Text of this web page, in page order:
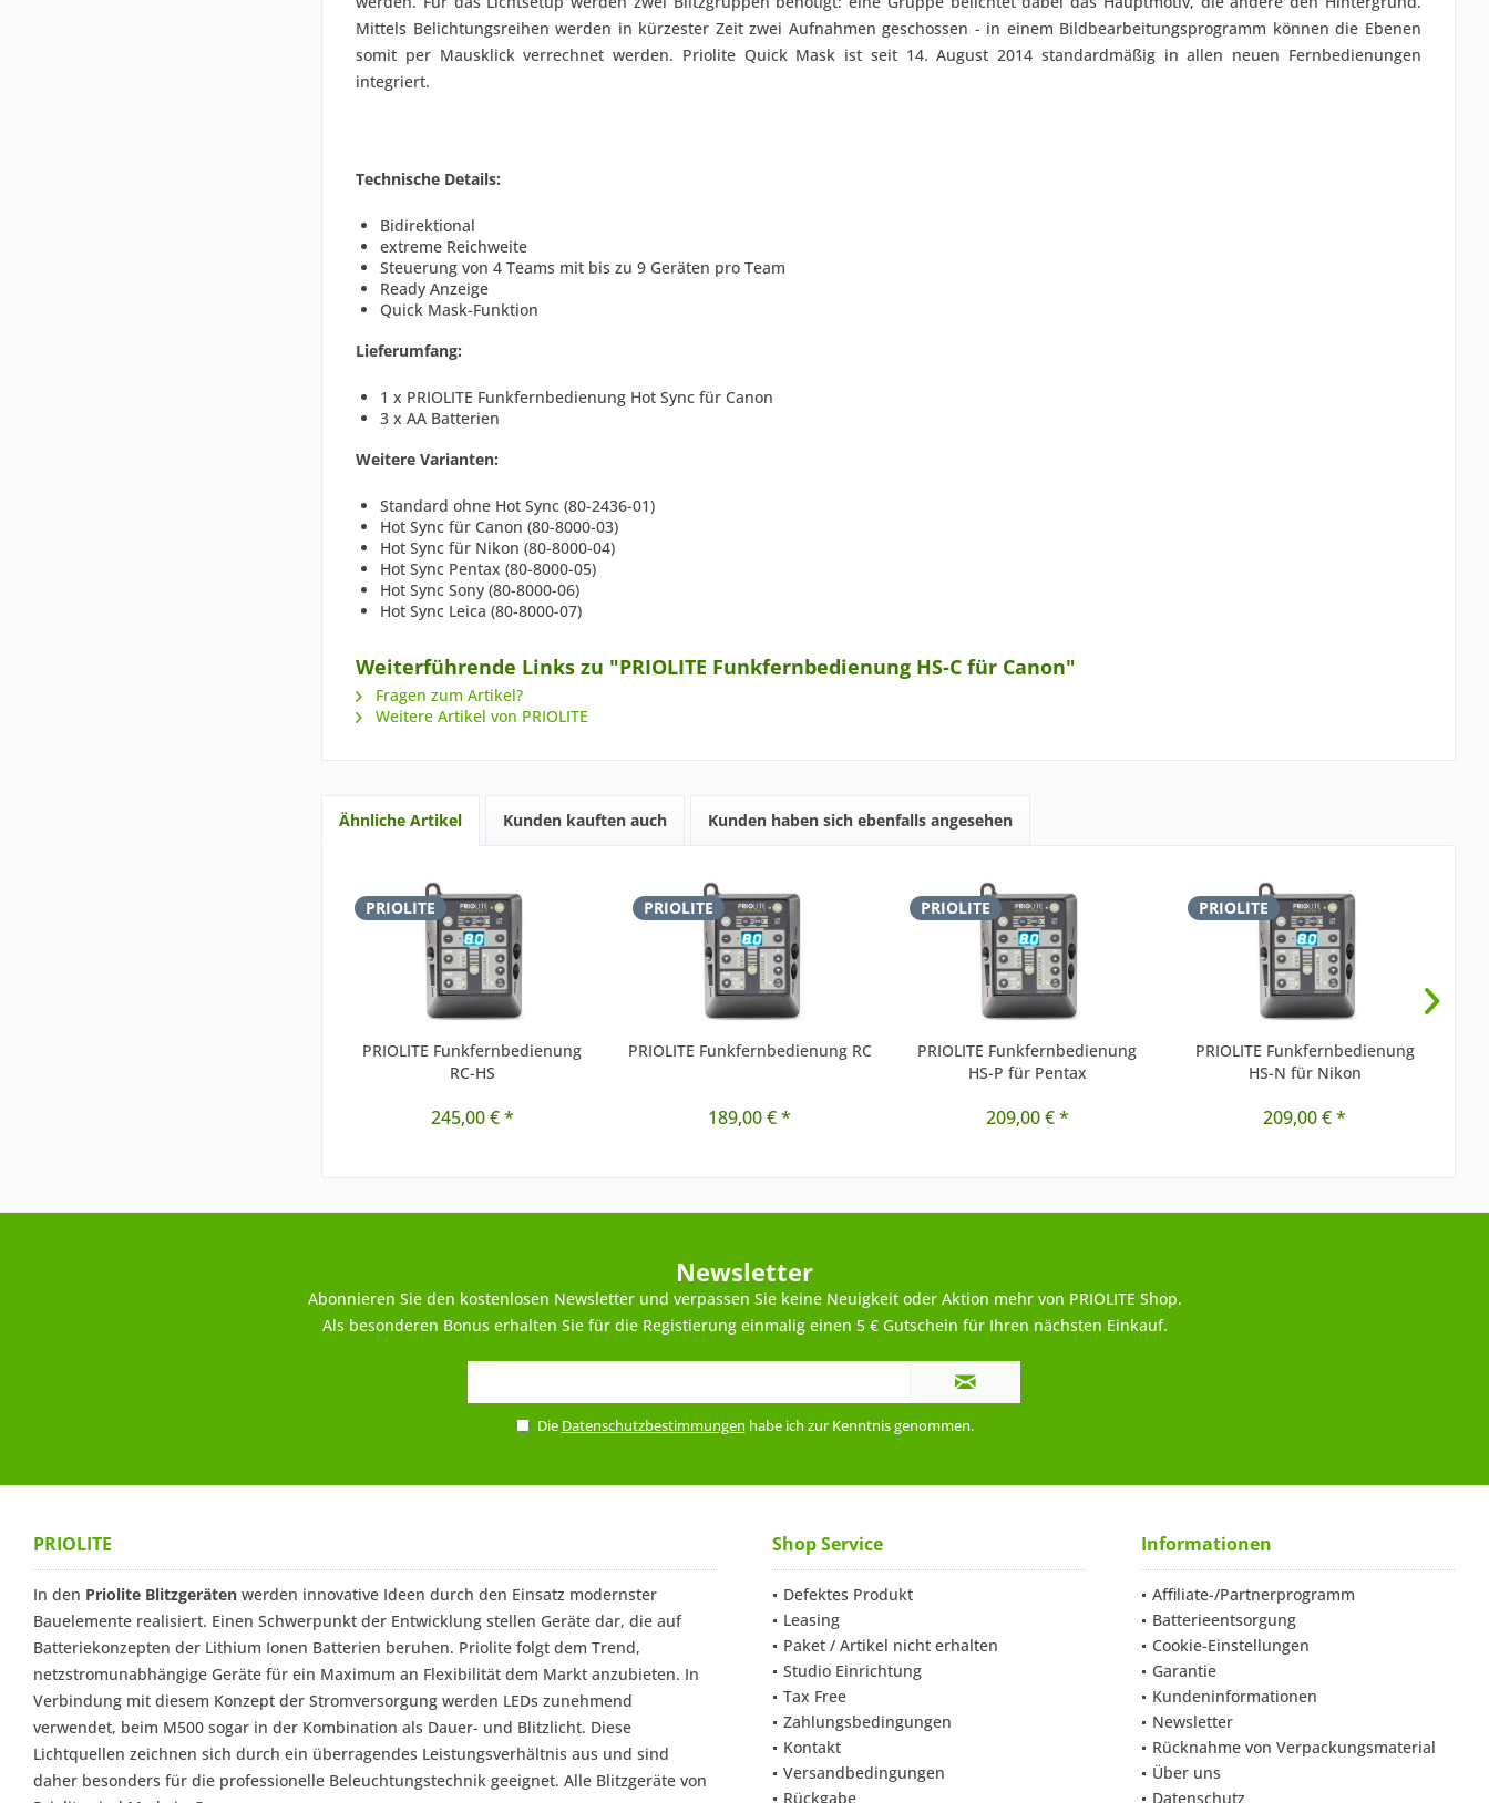
Mittels Belichtungsreihen werden in kürzester Zeit zwei Aufnahmen geschossen - in einem Bildbearbeitungsprogramm können die Ebenen
somit per Mausklick verrechnet werden. Priolite Quick Mask ist seit 14. August 2014 standardmäßig in allen neuen Fernbedienungen
integriert.
Technische Details:
Bidirektional
extreme Reichweite
Steuerung von 4 Teams mit bis zu 9 Geräten pro Team
Ready Anzeige
Quick Mask-Funktion
Lieferumfang:
1 x PRIOLITE Funkfernbedienung Hot Sync für Canon
3 x AA Batterien
Weitere Varianten:
Standard ohne Hot Sync (80-2436-01)
Hot Sync für Canon (80-8000-03)
Hot Sync für Nikon (80-8000-04)
Hot Sync Pentax (80-8000-05)
Hot Sync Sony (80-8000-06)
Hot Sync Leica (80-8000-07)
Weiterführende Links zu "PRIOLITE Funkfernbedienung HS-C für Canon"
Fragen zum Artikel?
Weitere Artikel von PRIOLITE
Ähnliche Artikel Kunden kauften auch Kunden haben sich ebenfalls angesehen
PRIOLITE
PRIOLITE Funkfernbedienung
RC-HS
245,00 € *
PRIOLITE
PRIOLITE Funkfernbedienung RC
189,00 € *
PRIOLITE
PRIOLITE Funkfernbedienung
HS-P für Pentax
209,00 € *
PRIOLITE
PRIOLITE Funkfernbedienung
HS-N für Nikon
209,00 € *
Newsletter
Abonnieren Sie den kostenlosen Newsletter und verpassen Sie keine Neuigkeit oder Aktion mehr von PRIOLITE Shop.
Als besonderen Bonus erhalten Sie für die Registierung einmalig einen 5 € Gutschein für Ihren nächsten Einkauf.
Die Datenschutzbestimmungen habe ich zur Kenntnis genommen.
PRIOLITE
In den Priolite Blitzgeräten werden innovative Ideen durch den Einsatz modernster
Bauelemente realisiert. Einen Schwerpunkt der Entwicklung stellen Geräte dar, die auf
Batteriekonzepten der Lithium Ionen Batterien beruhen. Priolite folgt dem Trend,
netzstromunabhängige Geräte für ein Maximum an Flexibilität dem Markt anzubieten. In
Verbindung mit diesem Konzept der Stromversorgung werden LEDs zunehmend
verwendet, beim M500 sogar in der Kombination als Dauer- und Blitzlicht. Diese
Lichtquellen zeichnen sich durch ein überragendes Leistungsverhältnis aus und sind
daher besonders für die professionelle Beleuchtungstechnik geeignet. Alle Blitzgeräte von
Shop Service
Defektes Produkt
Leasing
Paket / Artikel nicht erhalten
Studio Einrichtung
Tax Free
Zahlungsbedingungen
Kontakt
Versandbedingungen
Rückgabe
Informationen
Affiliate-/Partnerprogramm
Batterieentsorgung
Cookie-Einstellungen
Garantie
Kundeninformationen
Newsletter
Rücknahme von Verpackungsmaterial
Über uns
Datenschutz